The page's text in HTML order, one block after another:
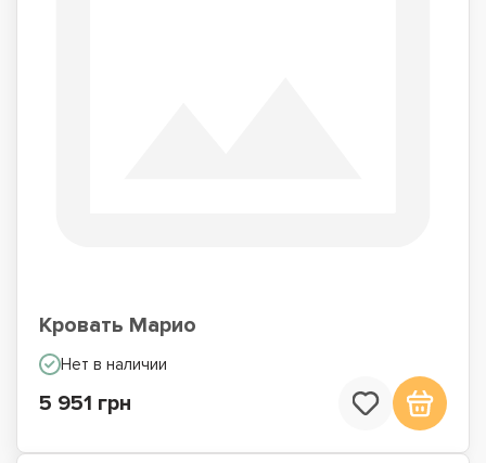
Кровать Марио
Нет в наличии
5 951 грн